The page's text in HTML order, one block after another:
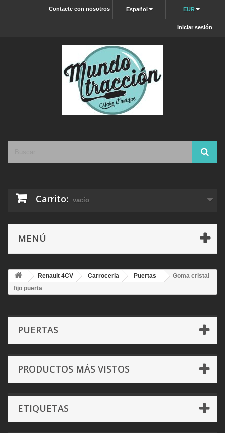
EUR
Español
Contacte con nosotros
Iniciar sesión
Carrito: vacío
MENÚ
Renault 4CV Carroceria Puertas
Goma cristal
fijo puerta
PUERTAS
PRODUCTOS MÁS VISTOS
ETIQUETAS